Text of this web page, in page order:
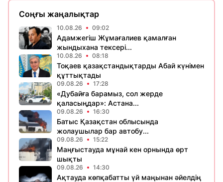
Соңғы жаңалықтар
10.08.26 09:02
Адамжегіш Жұмағалиев қамалған
жындыхана тексері...
10.08.26 08:18
Тоқаев қазақстандықтарды Абай күнімен
құттықтады
09.08.26 17:28
«Дубайға барамыз, сол жерде
қаласыңдар»: Астана...
09.08.26 16:30
Батыс Қазақстан облысында
жолаушылар бар автобу...
09.08.26 15:22
Маңғыстауда мұнай кен орнында өрт
шықты
09.08.26 14:30
Ақтауда көпқабатты үй маңынан әйелдің